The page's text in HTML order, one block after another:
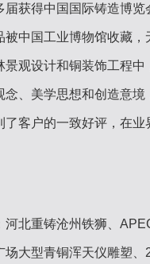
届获得中国国际铸造博览
被中国工业博物馆收藏，
景观设计和铜装饰工程中
念、美学思想和创造意境
了客户的一致好评，在业
河北重铸沧州铁狮、
场大型青铜浑天仪雕塑